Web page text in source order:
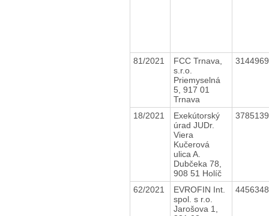
81/2021
FCC Trnava,
s.r.o.
Priemyselná
5, 917 01
Trnava
18/2021
Exekútorský
úrad JUDr.
Viera
Kučerová
ulica A.
Dubčeka 78,
908 51 Holíč
62/2021
EVROFIN Int.
spol. s r.o.
Jarošova 1,